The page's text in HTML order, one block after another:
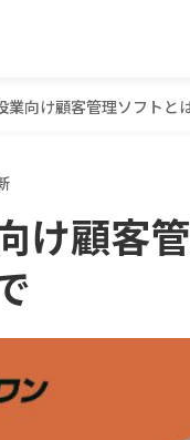
業向け顧客管理ソフトと
け顧客